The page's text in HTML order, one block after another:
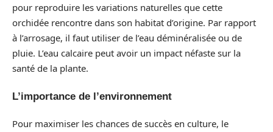
pour reproduire les variations naturelles que cette
orchidée rencontre dans son habitat d’origine. Par rapport
à l’arrosage, il faut utiliser de l’eau déminéralisée ou de
pluie. L’eau calcaire peut avoir un impact néfaste sur la
santé de la plante.
L’importance de l’environnement
Pour maximiser les chances de succès en culture, le